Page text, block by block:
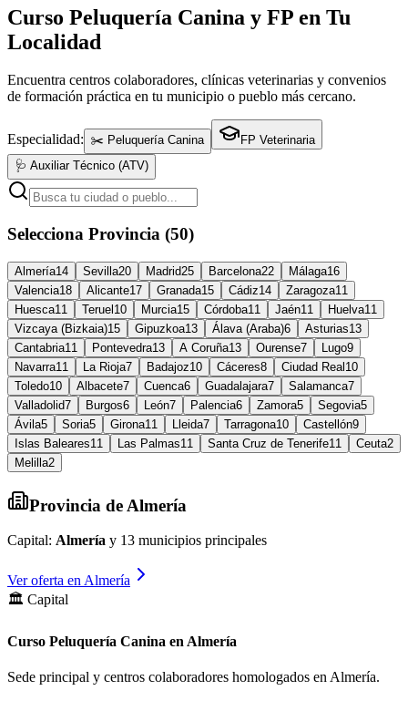
Curso Peluquería Canina y FP en Tu
Localidad
Encuentra centros colaboradores, clínicas veterinarias y convenios
de formación práctica en tu municipio o pueblo más cercano.
Especialidad: ✂️ Peluquería Canina
FP Veterinaria
🩺 Auxiliar Técnico (ATV)
Selecciona Provincia (50)
Almería14 Sevilla20 Madrid25 Barcelona22 Málaga16
Valencia18 Alicante17 Granada15 Cádiz14 Zaragoza11
Huesca11 Teruel 10 Murcia15 Córdoba11 Jaén11 Huelva11
Vizcaya (Bizkaia)15 Gipuzkoa13 Álava (Araba)6 Asturias13
Cantabria11 Pontevedra13 A Coruña13 Ourense7 Lugo9
Navarra11 La Rioja7 Badajoz10 Cáceres8 Ciudad Real 10
Toledo10 Albacete7 Cuenca6 Guadalajara7 Salamanca7
Valladolid7 Burgos6 León7 Palencia6 Zamora5 Segovia5
Ávila5 Soria5 Girona11 Lleida7 Tarragona10 Castellón9
Islas Baleares11 Las Palmas11 Santa Cruz de Tenerife11 Ceuta2
Melilla2
Provincia de Almería
Capital: Almería y 13 municipios principales
Ver oferta en Almería
🏛️ Capital
Curso Peluquería Canina en Almería
Sede principal y centros colaboradores homologados en Almería.